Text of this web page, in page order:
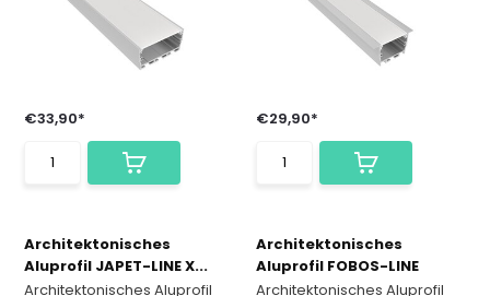
€33,90*
Architektonisches
Aluprofil JAPET-LINE X...
Architektonisches Aluprofil
€29,90*
Architektonisches
Aluprofil FOBOS-LINE
Architektonisches Aluprofil